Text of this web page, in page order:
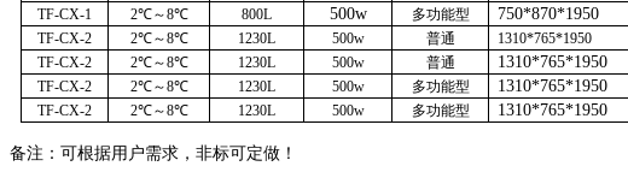
TF-CX-1
2℃～8℃ 800L 500w 多功能型 750*870*1950
TF-CX-2
2℃～8℃ 1230L 500w 普通 1310*765*1950
TF-CX-2
2℃～8℃ 1230L 500w 普通 1310*765*1950
TF-CX-2
2℃～8℃ 1230L 500w 多功能型 1310*765*1950
TF-CX-2
2℃～8℃ 1230L 500w 多功能型 1310*765*1950
备注：可根据用户需求，非标可定做！